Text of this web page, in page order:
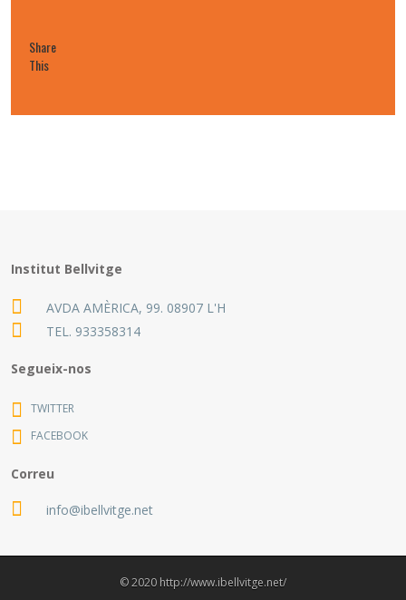
Share
This
Institut Bellvitge
AVDA AMÈRICA, 99. 08907 L'H
TEL. 933358314
Segueix-nos
TWITTER
FACEBOOK
Correu
info@ibellvitge.net
© 2020 http://www.ibellvitge.net/